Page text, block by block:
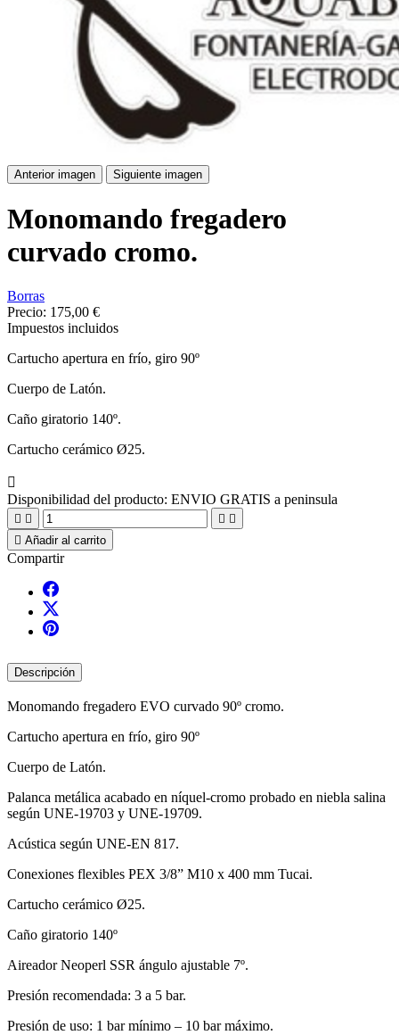
Anterior imagen Siguiente imagen
Monomando fregadero
curvado cromo.
Borras
Precio: 175,00 €
Impuestos incluidos
Cartucho apertura en frío, giro 90º
Cuerpo de Latón.
Caño giratorio 140º.
Cartucho cerámico Ø25.

Disponibilidad del producto: ENVIO GRATIS a peninsula
   
 Añadir al carrito
Compartir
Descripción
Monomando fregadero EVO curvado 90º cromo.
Cartucho apertura en frío, giro 90º
Cuerpo de Latón.
Palanca metálica acabado en níquel-cromo probado en niebla salina
según UNE-19703 y UNE-19709.
Acústica según UNE-EN 817.
Conexiones flexibles PEX 3/8” M10 x 400 mm Tucai.
Cartucho cerámico Ø25.
Caño giratorio 140º
Aireador Neoperl SSR ángulo ajustable 7º.
Presión recomendada: 3 a 5 bar.
Presión de uso: 1 bar mínimo – 10 bar máximo.